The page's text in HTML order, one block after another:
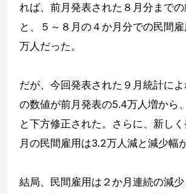
れば、前月発表された８月分まで
と、５～８月の４か月分での民間
万人だった。
だが、今回発表された９月統計に
の数値が前月発表の5.4万人増から
と下方修正された。さらに、新し
月の民間雇用は3.2万人減と減少幅
結局、民間雇用は２か月連続の減